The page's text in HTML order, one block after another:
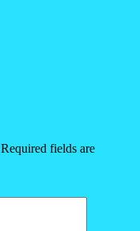
Required fields are